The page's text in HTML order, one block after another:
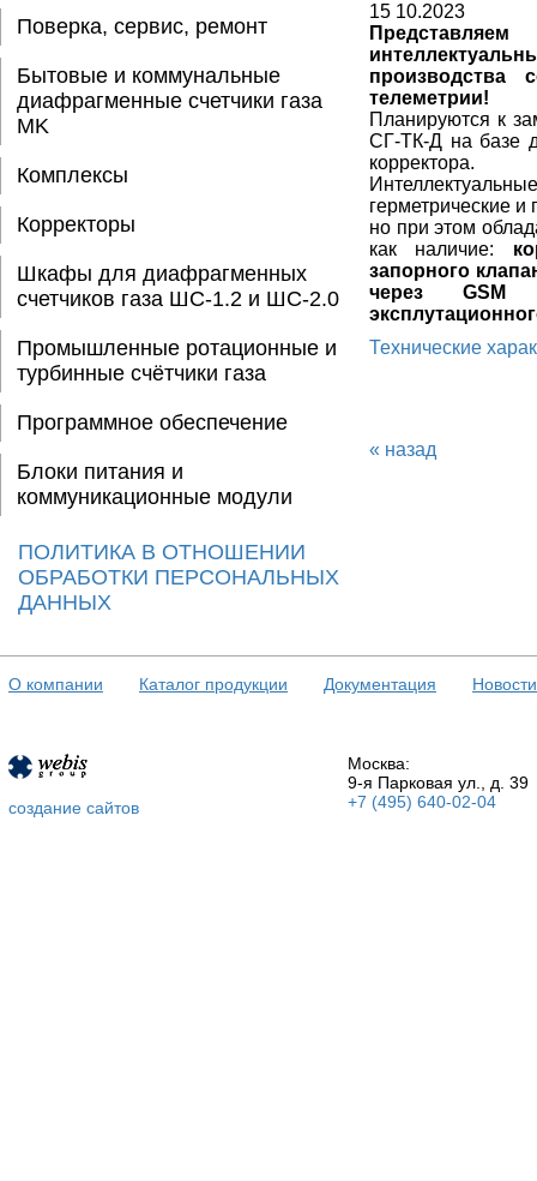
Поверка, сервис, ремонт
Бытовые и коммунальные
диафрагменные счетчики газа
MK
Комплексы
Корректоры
Шкафы для диафрагменных
счетчиков газа ШС-1.2 и ШС-2.0
Промышленные ротационные и
турбинные счётчики газа
Программное обеспечение
Блоки питания и
коммуникационные модули
ПОЛИТИКА В ОТНОШЕНИИ
ОБРАБОТКИ ПЕРСОНАЛЬНЫХ
ДАННЫХ
15 10.2023
производства
телеметрии!
Планируются к
СГ-ТК-Д на базе
корректора.
герметрические
но при этом
как наличие:
запорного
через GSM
Технические
« назад
О компании Каталог продукции Документация Новости
создание сайтов
Москва:
9-я Парковая ул., д. 39
+7 (495) 640-02-04